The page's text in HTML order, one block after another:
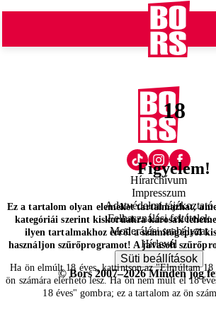
18
Figyelem!
Ez a tartalom olyan elemeket tartalmazhat,
kategóriái szerint kiskorúakra károsak
ilyen tartalmakhoz erről a számítógépről
használjon szűrőprogramot! A javasolt
Ha ön elmúlt 18 éves, kattintson az "Elmúltam 18
ön számára elérhető lesz. Ha ön nem múlt el 18
18 éves" gombra; ez a tartalom az ön
Hírarchívum
Impresszum
Adatvédelmi tájékoztató
Felhasználási feltételek
Moderálási szabályzat
Hírlevél
Süti beállítások
© Bors 2007–2026 Minden jog